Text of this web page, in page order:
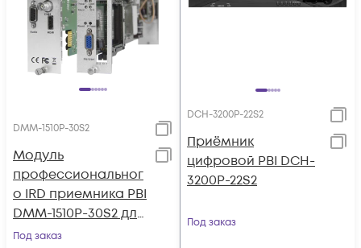
DMM-1510P-30S2
Модуль
профессиональног
о IRD приемника PBI
DMM-1510P-30S2 для
цифровой ГС PBI
Под заказ
DCH-3200P-22S2
Приёмник
цифровой PBI DCH-
3200P-22S2
Под заказ